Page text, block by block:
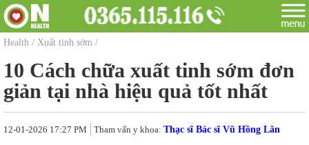
Health / Xuất tinh sớm /
10 Cách chữa xuất tinh sớm đơn
giản tại nhà hiệu quả tốt nhất
12-01-2026 17:27 PM Tham vấn y khoa: Thạc sĩ Bác sĩ Vũ Hồng Lân